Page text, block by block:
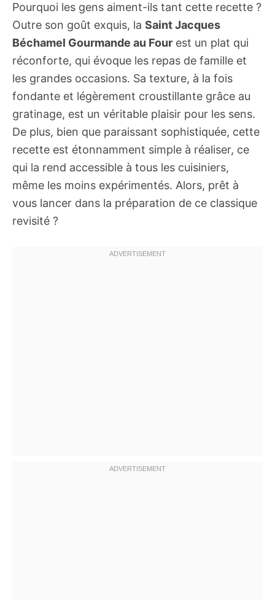
Pourquoi les gens aiment-ils tant cette recette ?
Outre son goût exquis, la Saint Jacques
Béchamel Gourmande au Four est un plat qui
réconforte, qui évoque les repas de famille et
les grandes occasions. Sa texture, à la fois
fondante et légèrement croustillante grâce au
gratinage, est un véritable plaisir pour les sens.
De plus, bien que paraissant sophistiquée, cette
recette est étonnamment simple à réaliser, ce
qui la rend accessible à tous les cuisiniers,
même les moins expérimentés. Alors, prêt à
vous lancer dans la préparation de ce classique
revisité ?